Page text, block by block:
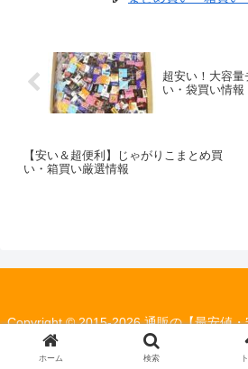
超安い！大容
い・袋買い情報
【安い＆超便利】じゃがりこまとめ買
い・箱買い厳選情報
Copyright © 2015-2026 通販の【最安値
の情報局 All Rights
ホーム 検索